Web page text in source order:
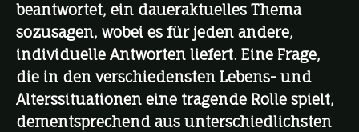
beantwortet, ein daueraktuelles Thema
sozusagen, wobei es für jeden andere,
individuelle Antworten liefert. Eine Frage,
die in den verschiedensten Lebens- und
Alterssituationen eine tragende Rolle spielt,
dementsprechend aus unterschiedlichsten